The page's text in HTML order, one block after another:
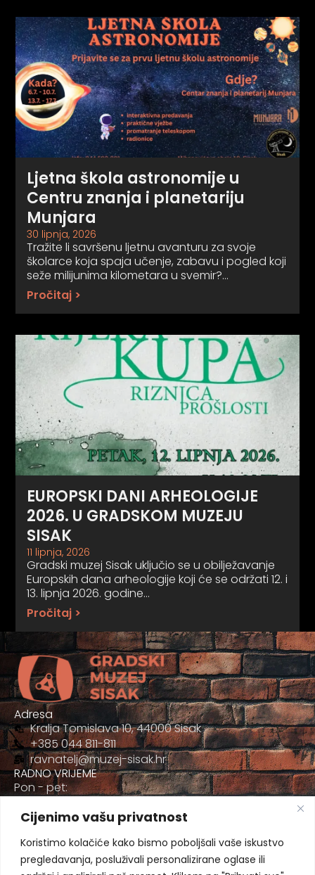
Cijenimo vašu privatnost
Koristimo kolačiće kako bismo poboljšali vaše iskustvo
pregledavanja, posluživali personalizirane oglase ili
Ljetna škola astronomije u
Centru znanja i planetariju
Munjara
30 lipnja, 2026
Tražite li savršenu ljetnu avanturu za svoje
školarce koja spaja učenje, zabavu i pogled koji
seže milijunima kilometara u svemir?…
Pročitaj >
EUROPSKI DANI ARHEOLOGIJE
2026. U GRADSKOM MUZEJU
SISAK
11 lipnja, 2026
Gradski muzej Sisak uključio se u obilježavanje
Europskih dana arheologije koji će se održati 12. i
13. lipnja 2026. godine…
Pročitaj >
Adresa
Kralja Tomislava 10, 44000 Sisak
+385 044 811-811
ravnatelj@muzej-sisak.hr
RADNO VRIJEME
Pon - pet:
Sub